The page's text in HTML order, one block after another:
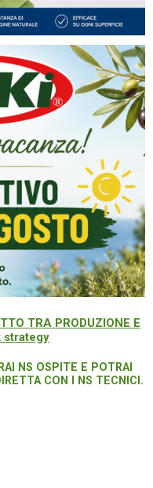
TRA PRODUZIONE E
strategy
NS OSPITE E POTRAI
CON I NS TECNICI.